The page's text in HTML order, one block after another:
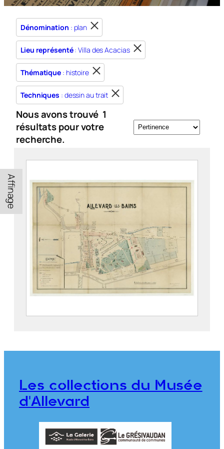
Dénomination : plan
Lieu représenté: Villa des Acacias
Thématique : histoire
Techniques : dessin au trait
Nous avons trouvé 1
résultats pour votre
recherche.
Affinage
Parc thermal d’Allevard
Les collections du Musée
d'Allevard